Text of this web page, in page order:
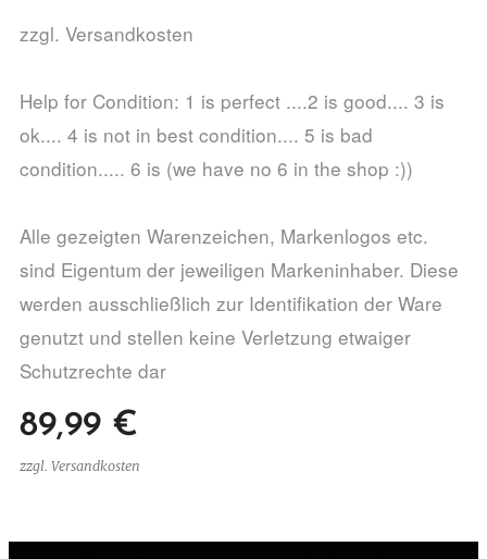
zzgl. Versandkosten
Help for Condition: 1 is perfect ....2 is good.... 3 is
ok.... 4 is not in best condition.... 5 is bad
condition..... 6 is (we have no 6 in the shop :))
Alle gezeigten Warenzeichen, Markenlogos etc.
sind Eigentum der jeweiligen Markeninhaber. Diese
werden ausschließlich zur Identifikation der Ware
genutzt und stellen keine Verletzung etwaiger
Schutzrechte dar
89,99 €
zzgl. Versandkosten